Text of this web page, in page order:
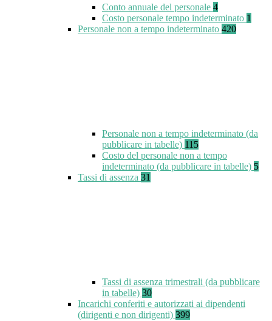
Conto annuale del personale 4
Costo personale tempo indeterminato 1
Personale non a tempo indeterminato 420
Personale non a tempo indeterminato (da
pubblicare in tabelle) 115
Costo del personale non a tempo
indeterminato (da pubblicare in tabelle) 5
Tassi di assenza 31
Tassi di assenza trimestrali (da pubblicare
in tabelle) 30
Incarichi conferiti e autorizzati ai dipendenti
(dirigenti e non dirigenti) 399